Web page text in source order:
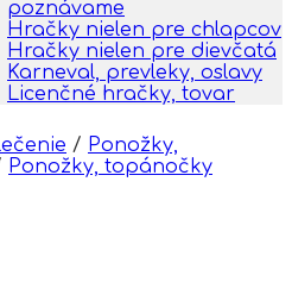
poznávame
Hračky nielen pre chlapcov
Hračky nielen pre dievčatá
Karneval, prevleky, oslavy
Licenčné hračky, tovar
/ Ponožky,
Ponožky, topánočky